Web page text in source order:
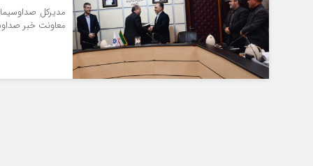
سیاسی
فرهنگ
مدیرکل
معاونت خبر